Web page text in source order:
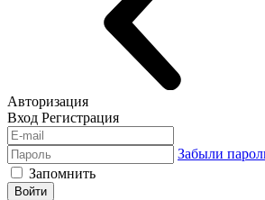
Авторизация
Вход Регистрация
Забыли
Запомнить
Войти